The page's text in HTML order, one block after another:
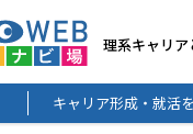
理系キャリ
キャリア形成・就活